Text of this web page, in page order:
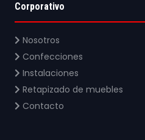
Corporativo
Nosotros
Confecciones
Instalaciones
Retapizado de muebles
Contacto